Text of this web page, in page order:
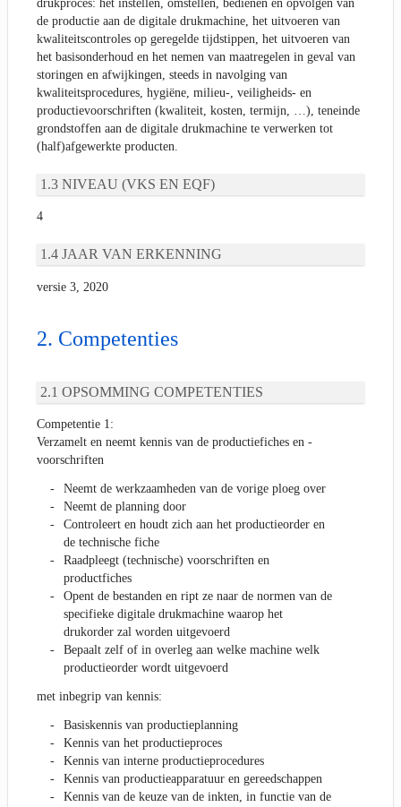
drukproces: het instellen, omstellen, bedienen en opvolgen van
de productie aan de digitale drukmachine, het uitvoeren van
kwaliteitscontroles op geregelde tijdstippen, het uitvoeren van
het basisonderhoud en het nemen van maatregelen in geval van
storingen en afwijkingen, steeds in navolging van
kwaliteitsprocedures, hygiëne, milieu-, veiligheids- en
productievoorschriften (kwaliteit, kosten, termijn, …), teneinde
grondstoffen aan de digitale drukmachine te verwerken tot
(half)afgewerkte producten.
NIVEAU (VKS EN EQF)
4
JAAR VAN ERKENNING
versie 3, 2020
Competenties
OPSOMMING COMPETENTIES
Competentie 1:
Verzamelt en neemt kennis van de productiefiches en -
voorschriften
Neemt de werkzaamheden van de vorige ploeg over
Neemt de planning door
Controleert en houdt zich aan het productieorder en
de technische fiche
Raadpleegt (technische) voorschriften en
productfiches
Opent de bestanden en ript ze naar de normen van de
specifieke digitale drukmachine waarop het
drukorder zal worden uitgevoerd
Bepaalt zelf of in overleg aan welke machine welk
productieorder wordt uitgevoerd
met inbegrip van kennis:
Basiskennis van productieplanning
Kennis van het productieproces
Kennis van interne productieprocedures
Kennis van productieapparatuur en gereedschappen
Kennis van de keuze van de inkten, in functie van de